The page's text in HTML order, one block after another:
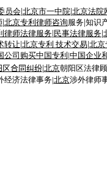
员会| 北京市一中院| 北京法院
| 北京专利律师咨询服务| 知识
律师法律服务| 民事法律服务|
转让 北京专利 技术交易| 北京
公司购买中国专利 |中国企业
区合同纠纷| 北京朝阳区法律
经济法律事务|北京涉外律师